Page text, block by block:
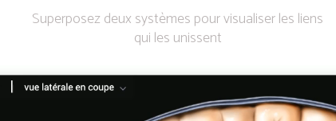
Superposez deux systèmes pour visualiser les liens
qui les unissent